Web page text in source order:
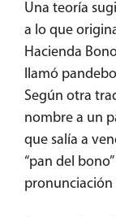
Una teoría
a lo que
Hacienda
llamó
Según otra
nombre a un
que salía a
“pan del
pronunciación